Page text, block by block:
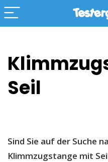
Seil
Sind Sie auf der Suche
Klimmzugstange mit